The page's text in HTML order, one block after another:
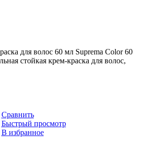
для волос 60 мл Suprema Color 60
стойкая крем-краска для волос,
Сравнить
Быстрый просмотр
В избранное